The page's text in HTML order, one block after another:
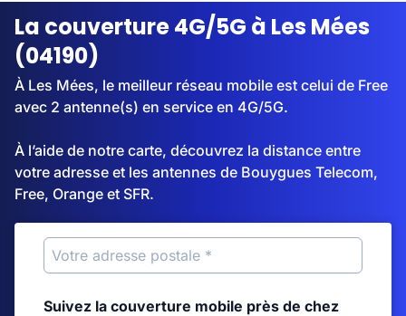
Streaming
La couverture 4G/5G à Les Mées
(04190)
À Les Mées, le meilleur réseau mobile est celui de Free
avec 2 antenne(s) en service en 4G/5G.
À l’aide de notre carte, découvrez la distance entre
votre adresse et les antennes de Bouygues Telecom,
Free, Orange et SFR.
Suivez la couverture mobile près de chez